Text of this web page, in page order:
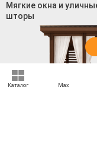
Мягкие окна и
шторы
Каталог Max